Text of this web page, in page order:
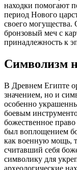
находки помогают
период Нового
своего
бронзовый меч с
принадлежность к
Символизм
В Древнем Египте
значением, но и
особенно
боевым
божественное
был воплощением
как военную мощь,
считавший себя
символику для
археологические